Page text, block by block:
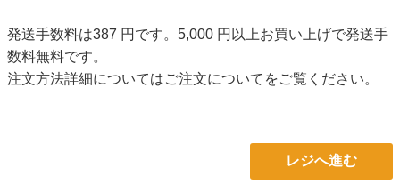
発送手数料は387 円です。5,000 円以上お買い上げで発送手
数料無料です。
注文方法詳細についてはご注文について をご覧ください。
レジへ進む